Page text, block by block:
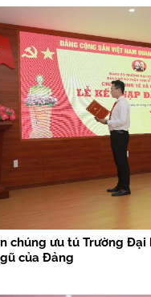
chúng ưu tú Trường Đại
của Đảng